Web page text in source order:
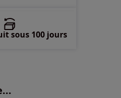
sous 100 jours